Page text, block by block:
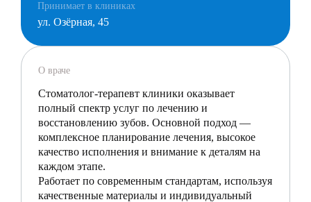
Принимает в клиниках
ул. Озёрная, 45
О враче
Стоматолог-терапевт клиники оказывает
полный спектр услуг по лечению и
восстановлению зубов. Основной подход —
комплексное планирование лечения, высокое
качество исполнения и внимание к деталям на
каждом этапе.
Работает по современным стандартам, используя
качественные материалы и индивидуальный